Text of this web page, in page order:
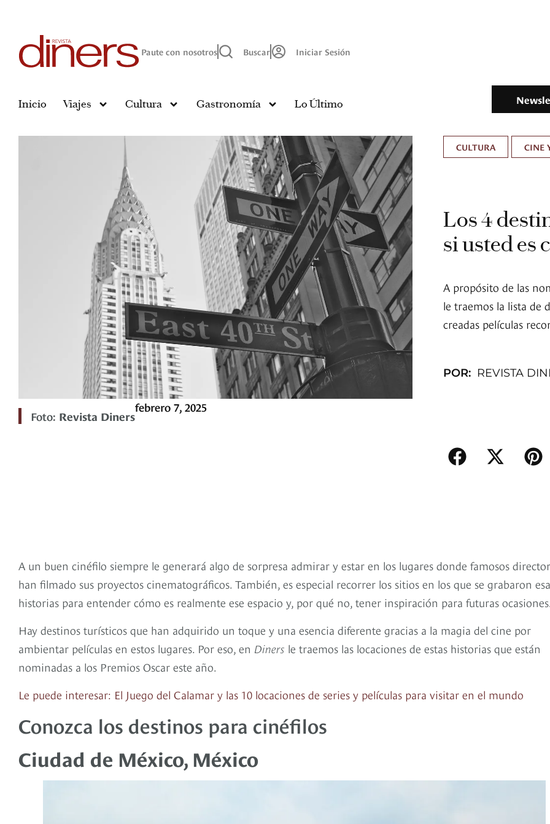
Paute con nosotros Buscar Iniciar Sesión
Inicio Viajes Cultura Gastronomía Lo Último
Foto: Revista Diners
febrero 7, 2025
CULTURA CINE
Los 4
si usted es
A propósito de las
le traemos la lista de
creadas películas
POR: REVISTA
A un buen cinéfilo siempre le generará algo de sorpresa admirar y estar en los lugares donde famosos
han filmado sus proyectos cinematográficos. También, es especial recorrer los sitios en los que se grabaron
historias para entender cómo es realmente ese espacio y, por qué no, tener inspiración para futuras ocasiones.
Hay destinos turísticos que han adquirido un toque y una esencia diferente gracias a la magia del cine por
ambientar películas en estos lugares. Por eso, en Diners le traemos las locaciones de estas historias que están
nominadas a los Premios Oscar este año.
Le puede interesar: El Juego del Calamar y las 10 locaciones de series y películas para visitar en el mundo
Conozca los destinos para cinéfilos
Ciudad de México, México